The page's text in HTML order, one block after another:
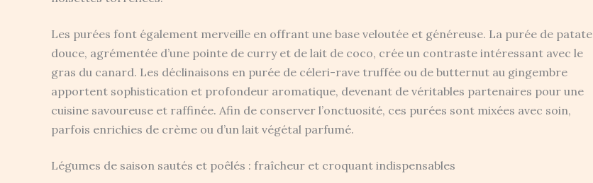
Les purées font également merveille en offrant une base veloutée et généreuse. La purée de patate
douce, agrémentée d’une pointe de curry et de lait de coco, crée un contraste intéressant avec le
gras du canard. Les déclinaisons en purée de céleri-rave truffée ou de butternut au gingembre
apportent sophistication et profondeur aromatique, devenant de véritables partenaires pour une
cuisine savoureuse et raffinée. Afin de conserver l’onctuosité, ces purées sont mixées avec soin,
parfois enrichies de crème ou d’un lait végétal parfumé.
Légumes de saison sautés et poêlés : fraîcheur et croquant indispensables